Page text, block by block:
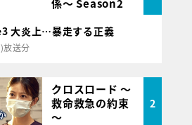
大炎上…暴走する正義
放送分
クロスロード ～
救命救急の約束
～
2